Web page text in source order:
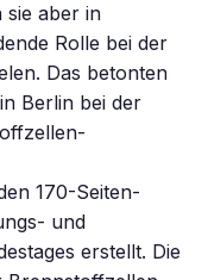
sie aber in
Rolle bei der
Das betonten
Berlin bei der
170-Seiten-
und
erstellt. Die